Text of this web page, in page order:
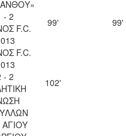
- 2
F.C.
99' 99'
F.C.
- 2
102'